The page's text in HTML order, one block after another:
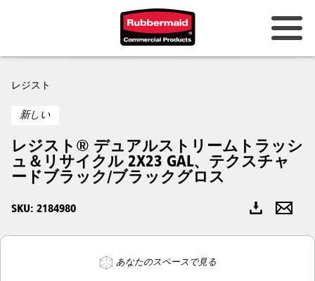
香港
韓国 (KR)
日本 (JP)
ベトナム（VN）
レジスト
新しい
レジスト® デュアルストリームトラッシ
ュ＆リサイクル 2X23 GAL、テクスチャ
ードブラック/ブラックグロス
SKU: 2184980
あなたのスペースで見る